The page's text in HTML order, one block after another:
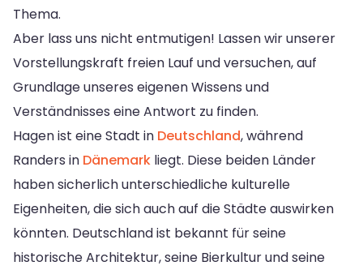
Thema.
Aber lass uns nicht entmutigen! Lassen wir unserer
Vorstellungskraft freien Lauf und versuchen, auf
Grundlage unseres eigenen Wissens und
Verständnisses eine Antwort zu finden.
Hagen ist eine Stadt in Deutschland, während
Randers in Dänemark liegt. Diese beiden Länder
haben sicherlich unterschiedliche kulturelle
Eigenheiten, die sich auch auf die Städte auswirken
könnten. Deutschland ist bekannt für seine
historische Architektur, seine Bierkultur und seine